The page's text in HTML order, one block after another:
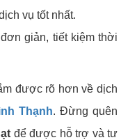
vụ tốt nhất.
giản, tiết kiệm thời
được rõ hơn về dịch
Thạnh. Đừng quên
để được hỗ trợ và tư